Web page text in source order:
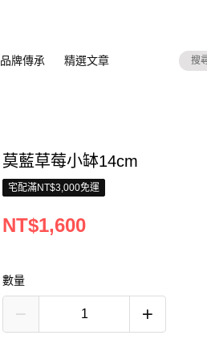
品牌傳承 精選文章
莫藍草莓小缽14cm
宅配滿NT$3,000免運
NT$1,600
數量